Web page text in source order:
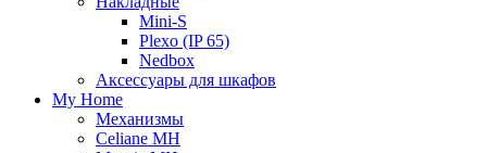
Mini-S
Plexo (IP 65)
Nedbox
Аксессуары для шкафов
My Home
Механизмы
Celiane MH